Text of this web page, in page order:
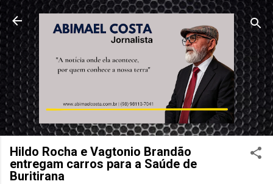
Pular para o conteúdo principal
Hildo Rocha e Vagtonio Brandão
entregam carros para a Saúde de
Buritirana